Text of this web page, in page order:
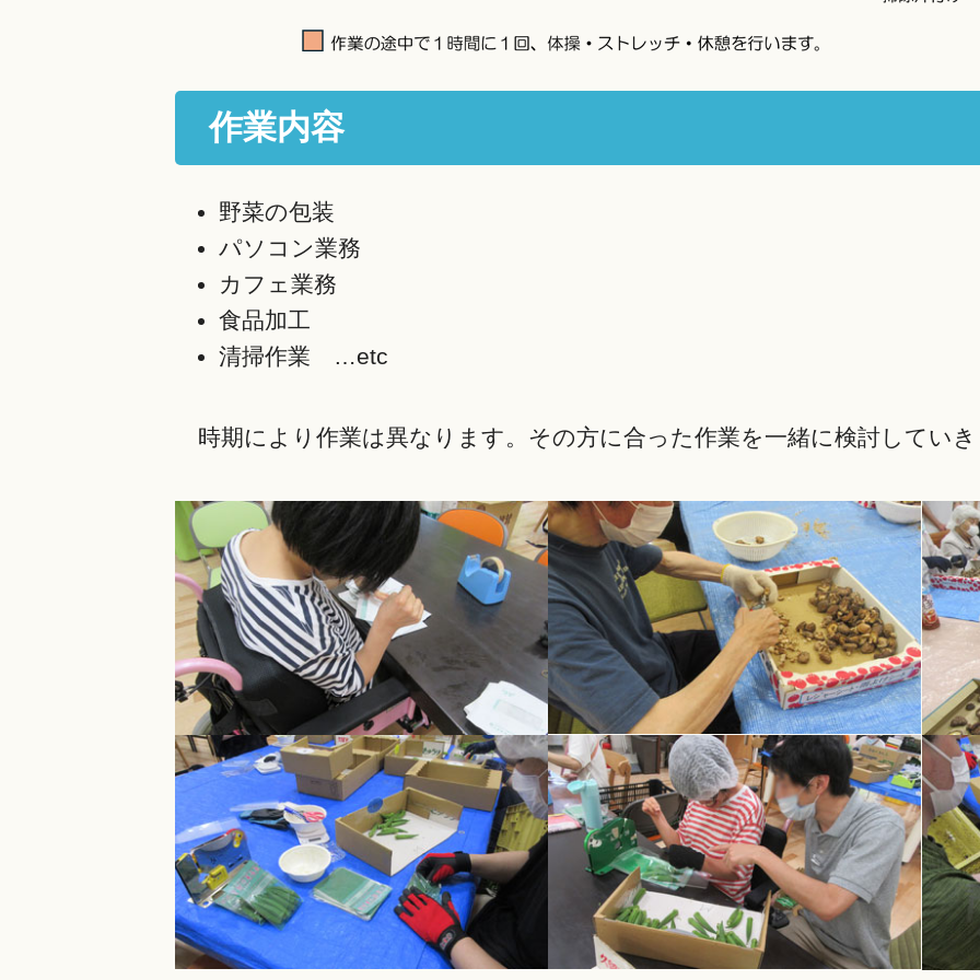
作業内容
野菜の包装
パソコン業務
カフェ業務
食品加工
清掃作業 …etc
時期により作業は異なります。その方に合った作業を一緒に検討してい